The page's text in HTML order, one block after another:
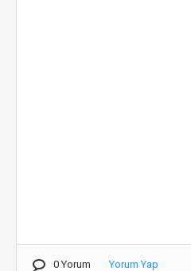
0 Yorum Yorum Yap